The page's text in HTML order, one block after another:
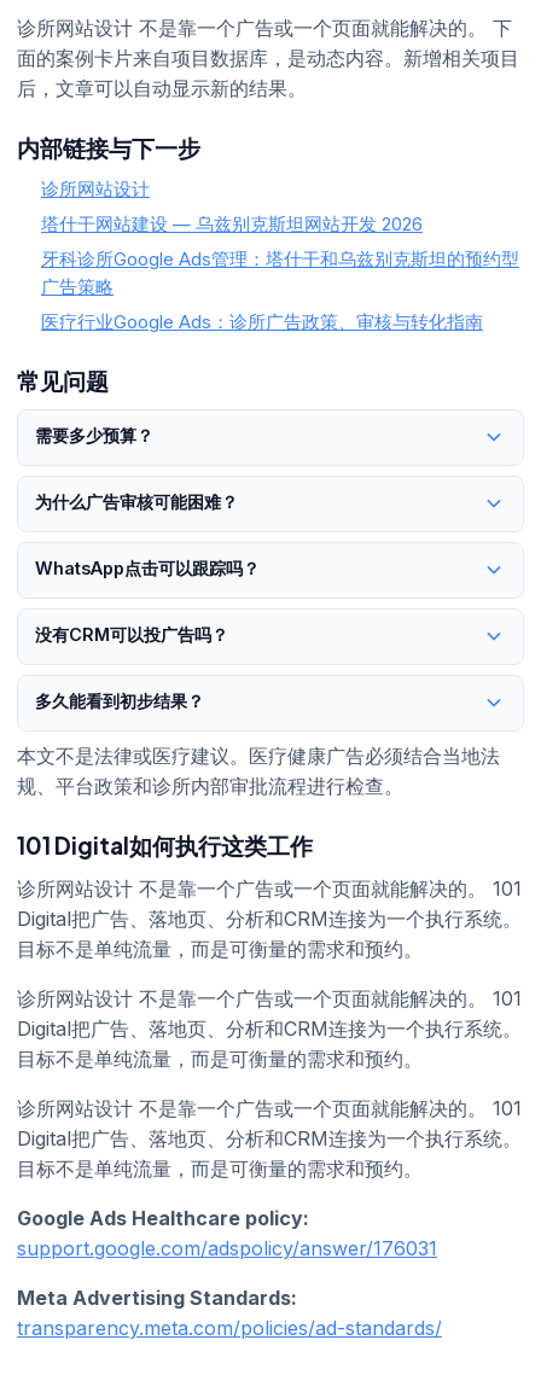
诊所网站设计 不是靠一个广告或一个页面就能解决的。 下
面的案例卡片来自项目数据库，是动态内容。新增相关项目
后，文章可以自动显示新的结果。
内部链接与下一步
诊所网站设计
塔什干网站建设 — 乌兹别克斯坦网站开发 2026
牙科诊所Google Ads管理：塔什干和乌兹别克斯坦的预约型
广告策略
医疗行业Google Ads：诊所广告政策、审核与转化指南
常见问题
需要多少预算？
对于诊所网站设计，答案取决于市场、城市、服务价值和跟进系
统。更稳妥的方法是先做账户或网站审计，再从小规模可衡量测试
开始。
为什么广告审核可能困难？
对于诊所网站设计，答案取决于市场、城市、服务价值和跟进系
统。更稳妥的方法是先做账户或网站审计，再从小规模可衡量测试
开始。
WhatsApp点击可以跟踪吗？
对于诊所网站设计，答案取决于市场、城市、服务价值和跟进系
统。更稳妥的方法是先做账户或网站审计，再从小规模可衡量测试
开始。
没有CRM可以投广告吗？
对于诊所网站设计，答案取决于市场、城市、服务价值和跟进系
统。更稳妥的方法是先做账户或网站审计，再从小规模可衡量测试
多久能看到初步结果？
对于诊所网站设计，答案取决于市场、城市、服务价值和跟进系
统。更稳妥的方法是先做账户或网站审计，再从小规模可衡量测试
本文不是法律或医疗建议。医疗健康广告必须结合当地法
规、平台政策和诊所内部审批流程进行检查。
101 Digital如何执行这类工作
诊所网站设计 不是靠一个广告或一个页面就能解决的。 101
Digital把广告、落地页、分析和CRM连接为一个执行系统。
目标不是单纯流量，而是可衡量的需求和预约。
诊所网站设计 不是靠一个广告或一个页面就能解决的。 101
Digital把广告、落地页、分析和CRM连接为一个执行系统。
目标不是单纯流量，而是可衡量的需求和预约。
诊所网站设计 不是靠一个广告或一个页面就能解决的。 101
Digital把广告、落地页、分析和CRM连接为一个执行系统。
目标不是单纯流量，而是可衡量的需求和预约。
Google Ads Healthcare policy:
support.google.com/adspolicy/answer/176031
Meta Advertising Standards:
transparency.meta.com/policies/ad-standards/